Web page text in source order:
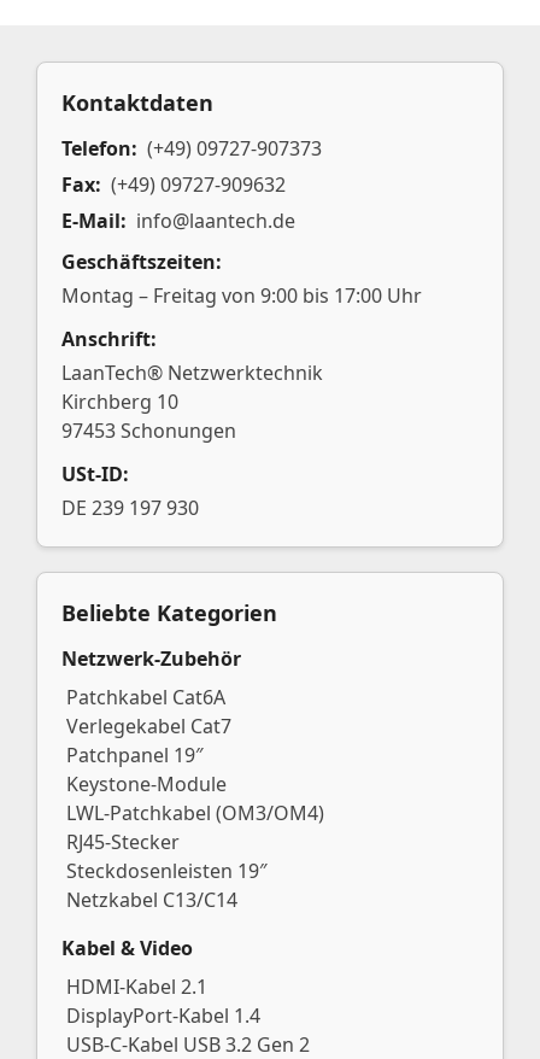
Kontaktdaten
Telefon: (+49) 09727-907373
Fax: (+49) 09727-909632
E-Mail: info@laantech.de
Geschäftszeiten:
Montag – Freitag von 9:00 bis 17:00 Uhr
Anschrift:
LaanTech® Netzwerktechnik
Kirchberg 10
97453 Schonungen
USt-ID:
DE 239 197 930
Beliebte Kategorien
Netzwerk-Zubehör
Patchkabel Cat6A
Verlegekabel Cat7
Patchpanel 19″
Keystone-Module
LWL-Patchkabel (OM3/OM4)
RJ45-Stecker
Steckdosenleisten 19″
Netzkabel C13/C14
Kabel & Video
HDMI-Kabel 2.1
DisplayPort-Kabel 1.4
USB-C-Kabel USB 3.2 Gen 2